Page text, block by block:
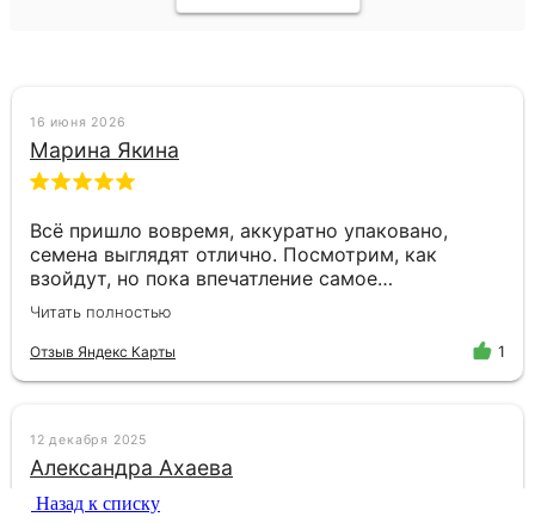
Назад к списку